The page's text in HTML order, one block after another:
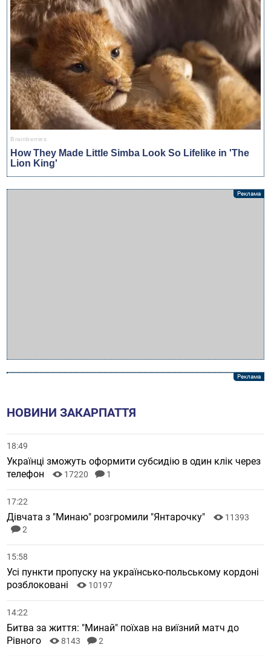
НОВИНИ ЗАКАРПАТТЯ
18:49
Українці зможуть оформити субсидію в один клік через
телефон
17220 1
17:22
Дівчата з "Минаю" розгромили "Янтарочку"
11393
2
15:58
Усі пункти пропуску на українсько-польському кордоні
розблоковані
10197
14:22
Битва за життя: "Минай" поїхав на виїзний матч до
Рівного
8143 2